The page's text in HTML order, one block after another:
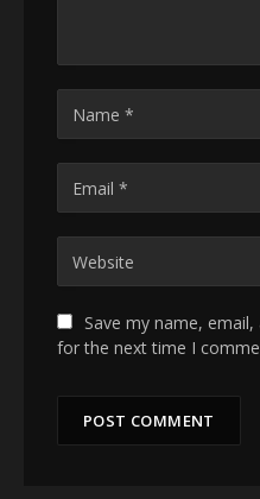
Save my name,
for the next time I